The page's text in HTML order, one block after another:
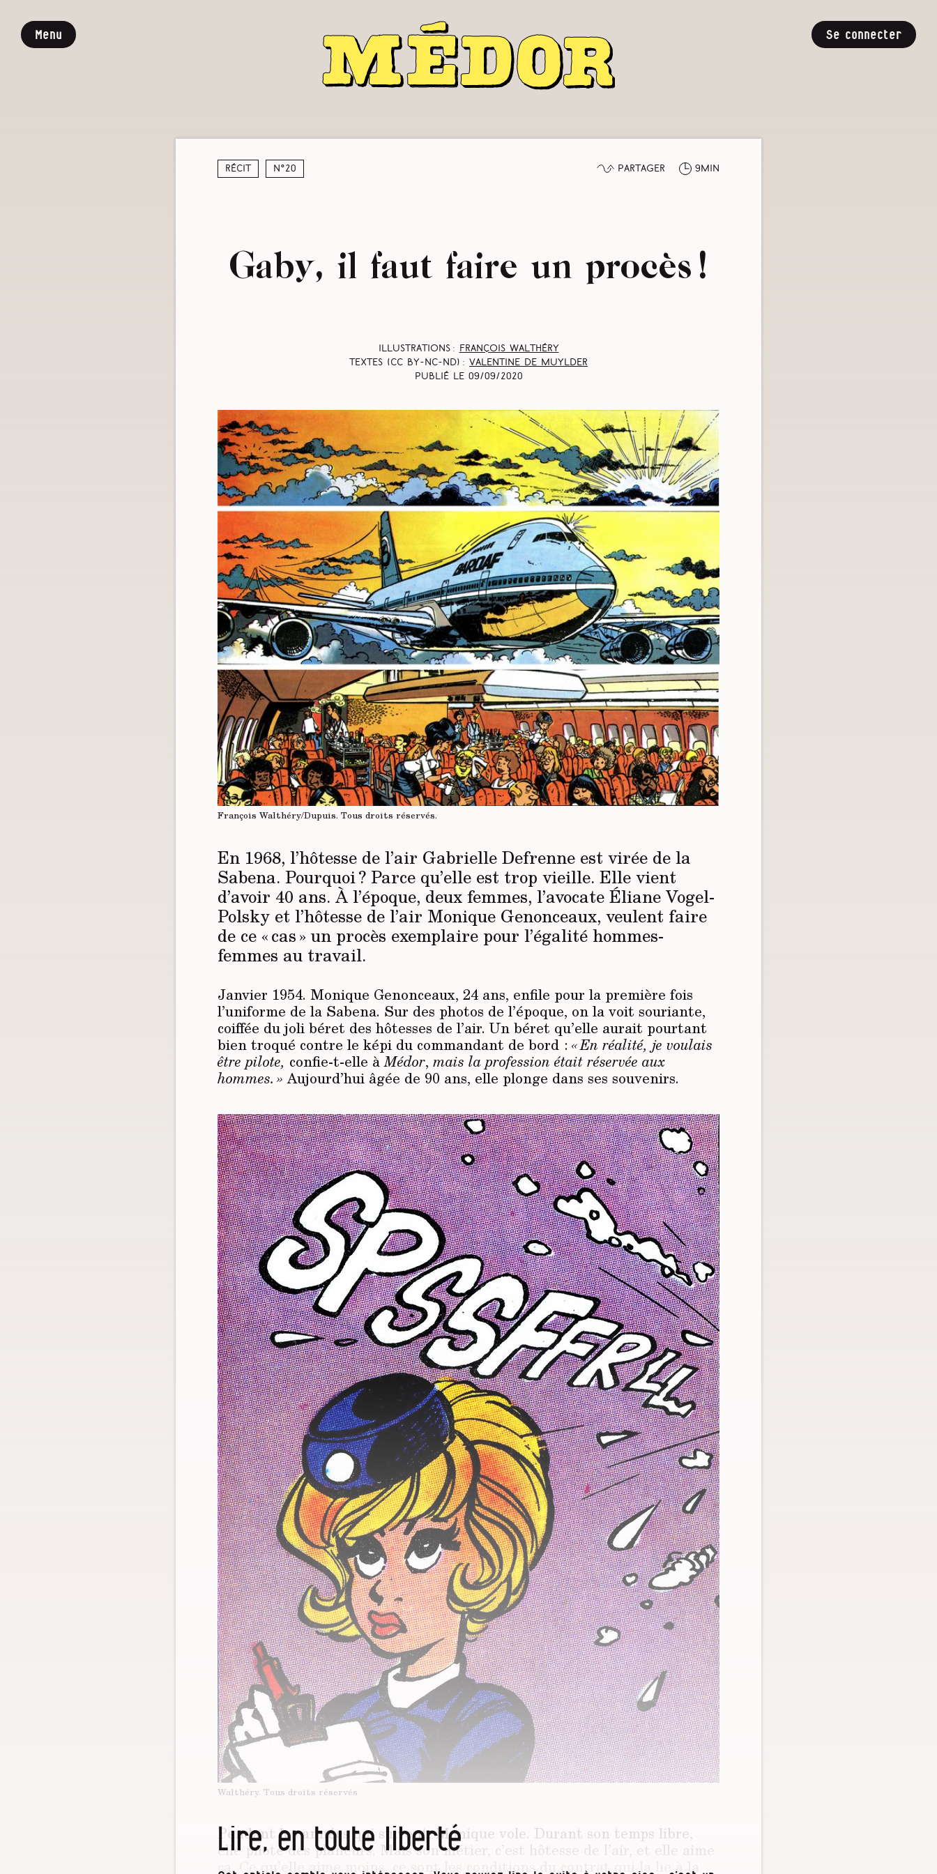
Menu Se connecter
Récit N°20 Partager 9min
Gaby, il faut faire un procès !
Illustrations :
François Walthéry
Textes (CC BY-NC-ND) : Valentine De Muylder
Publié le 09/09/2020
François Walthéry/Dupuis. Tous droits réservés.
En 1968, l’hôtesse de l’air Gabrielle Defrenne est virée de la
Sabena. Pourquoi ? Parce qu’elle est trop vieille. Elle vient
d’avoir 40 ans. À l’époque, deux femmes, l’avocate Éliane Vogel-
Polsky et l’hôtesse de l’air Monique Genonceaux, veulent faire
de ce « cas » un procès exemplaire pour l’égalité hommes-
femmes au travail.
Janvier 1954. Monique Genonceaux, 24 ans, enfile pour la première fois
l’uniforme de la Sabena. Sur des photos de l’époque, on la voit souriante,
coiffée du joli béret des hôtesses de l’air. Un béret qu’elle aurait pourtant
bien troqué contre le képi du commandant de bord : « En réalité, je voulais
être pilote, confie-t-elle àMédor, mais la profession était réservée aux
hommes. » Aujourd’hui âgée de 90 ans, elle plonge dans ses souvenirs.
Walthéry. Tous droits réservés
Pendant les années qui suivent, Monique vole. Durant son temps libre,
elle pilote des planeurs. Mais son métier, c’est hôtesse de l’air, et elle aime
ça. Ce qu’elle aime moins, ce sont les conditions du contrat qui la lie à la
Lire, en toute liberté